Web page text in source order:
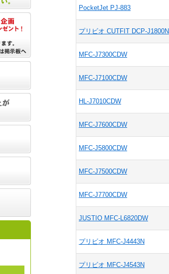
PocketJet PJ-883
プリビオ CUTFIT DCP-J1800N
MFC-J7300CDW
MFC-J7100CDW
HL-J7010CDW
MFC-J7600CDW
MFC-J5800CDW
MFC-J7500CDW
MFC-J7700CDW
JUSTIO MFC-L6820DW
プリビオ MFC-J4443N
プリビオ MFC-J4543N